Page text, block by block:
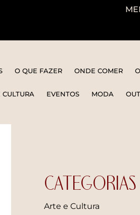
O QUE FAZER ONDE COMER
CULTURA EVENTOS MODA
CATEGORIAS
Arte e Cultura